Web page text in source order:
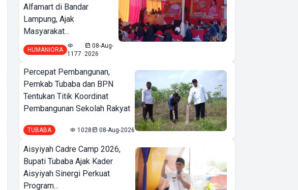
Alfamart di Bandar
Lampung, Ajak
Masyarakat...
HUMANIORA
1177
08-Aug-
2026
Percepat Pembangunan,
Pemkab Tubaba dan BPN
Tentukan Titik Koordinat
Pembangunan Sekolah Rakyat
TUBABA 1028 08-Aug-2026
Aisyiyah Cadre Camp 2026,
Bupati Tubaba Ajak Kader
Aisyiyah Sinergi Perkuat
Program...